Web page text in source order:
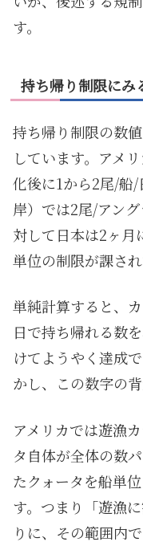
す。
持ち帰り制限にみ
持ち帰り制限の数
しています。アメ
化後に1から2尾/船
岸）では2尾/アン
対して日本は2ヶ月
単位の制限が課され
単純計算すると、
日で持ち帰れる数
けてようやく達成
かし、この数字の
アメリカでは遊漁
タ自体が全体の数
たクォータを船単
す。つまり「遊漁
りに、その範囲内